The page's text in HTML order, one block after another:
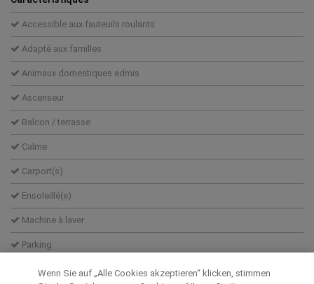
Accessible aux fauteuils roulants
Adapté aux familles
Animaux domestiques admis
Ascenseur
Balcon / terrasse
Calme
Carport(s)
Ensoleillé(e)
Machine à laver
Parking
Projet en cours
Wenn Sie auf „Alle Cookies akzeptieren“ klicken, stimmen